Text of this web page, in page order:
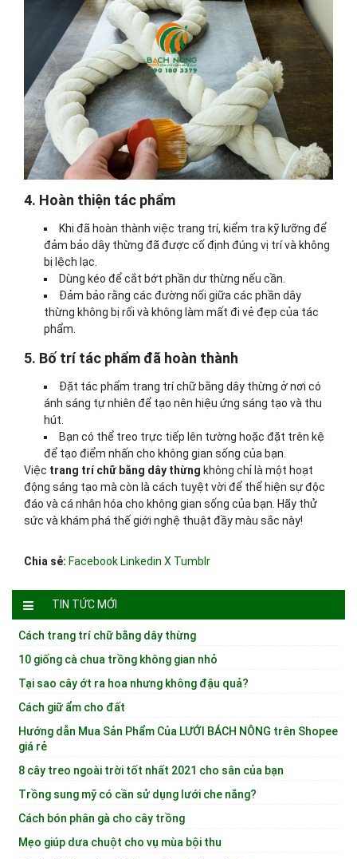
4. Hoàn thiện tác phẩm
Khi đã hoàn thành việc trang trí, kiểm tra kỹ lưỡng để
đảm bảo dây thừng đã được cố định đúng vị trí và không
bị lệch lạc.
Dùng kéo để cắt bớt phần dư thừng nếu cần.
Đảm bảo rằng các đường nối giữa các phần dây
thừng không bị rối và không làm mất đi vẻ đẹp của tác
phẩm.
5. Bố trí tác phẩm đã hoàn thành
Đặt tác phẩm trang trí chữ bằng dây thừng ở nơi có
ánh sáng tự nhiên để tạo nên hiệu ứng sáng tạo và thu
hút.
Bạn có thể treo trực tiếp lên tường hoặc đặt trên kệ
để tạo điểm nhấn cho không gian sống của bạn.
Việc trang trí chữ bằng dây thừng không chỉ là một hoạt
động sáng tạo mà còn là cách tuyệt vời để thể hiện sự độc
đáo và cá nhân hóa cho không gian sống của bạn. Hãy thử
sức và khám phá thế giới nghệ thuật đầy màu sắc này!
Chia sẻ: Facebook Linkedin X Tumblr
TIN TỨC MỚI
Cách trang trí chữ bằng dây thừng
10 giống cà chua trồng không gian nhỏ
Tại sao cây ớt ra hoa nhưng không đậu quả?
Cách giữ ẩm cho đất
Hướng dẫn Mua Sản Phẩm Của LƯỚI BÁCH NÔNG trên Shopee
giá rẻ
8 cây treo ngoài trời tốt nhất 2021 cho sân của bạn
Trồng sung mỹ có cần sử dụng lưới che nắng?
Cách bón phân gà cho cây trồng
Mẹo giúp dưa chuột cho vụ mùa bội thu